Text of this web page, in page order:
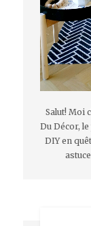
Salut! Moi
Du Décor,
DIY en